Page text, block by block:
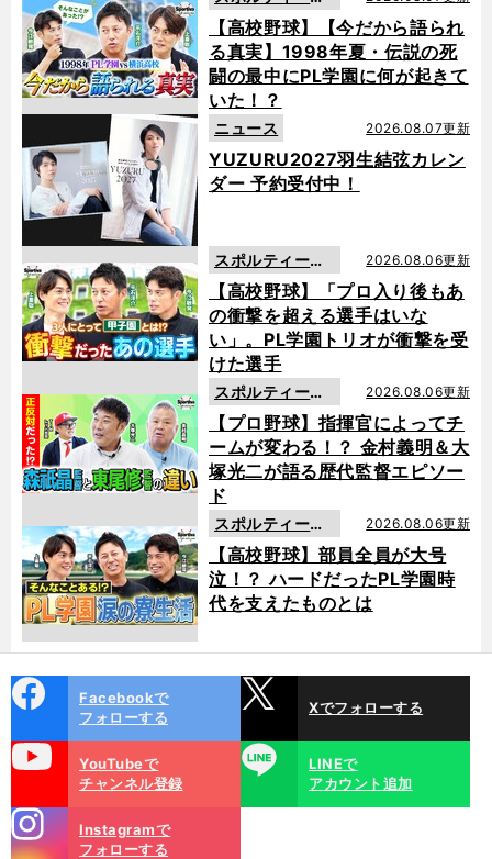
【高校野球】【今だから語られ
る真実】1998年夏・伝説の死
闘の最中にPL学園に何が起きて
いた！？
動画
YUZURU2027羽生結弦カレン
ダー 予約受付中！
2026.08.07更新
ニュース
【高校野球】「プロ入り後もあ
の衝撃を超える選手はいな
い」。PL学園トリオが衝撃を受
けた選手
2026.08.06更新
スポルティーバ
動画
【プロ野球】指揮官によってチ
ームが変わる！？ 金村義明＆大
塚光二が語る歴代監督エピソー
ド
2026.08.06更新
スポルティーバ
動画
【高校野球】部員全員が大号
泣！？ ハードだったPL学園時
代を支えたものとは
2026.08.06更新
スポルティーバ
動画
ok
Facebookで
フォローする
Xでフォローする
YouTubeで
チャンネル登録
LINE
LINEで
アカウント追加
m
Instagramで
フォローする